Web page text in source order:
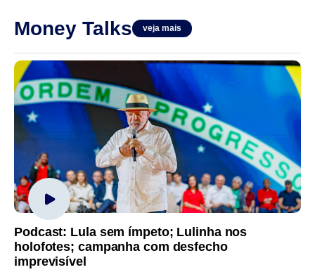
Money Talks veja mais
Podcast: Lula sem ímpeto; Lulinha nos
holofotes; campanha com desfecho
imprevisível